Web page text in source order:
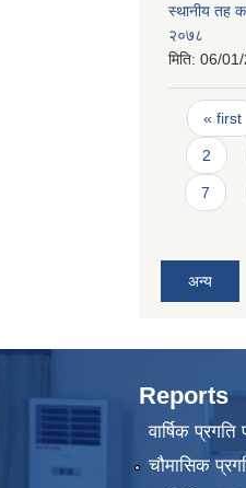
स्थानीय तह
२०७८
मिति: 06/
Pages
« first
2
7
अन्य
Reports
वार्षिक
चौमासिक